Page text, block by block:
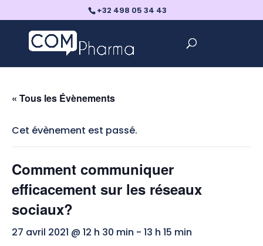
+32 498 05 34 43
« Tous les Évènements
Cet évènement est passé.
Comment communiquer
efficacement sur les réseaux
sociaux?
27 avril 2021 @ 12 h 30 min - 13 h 15 min